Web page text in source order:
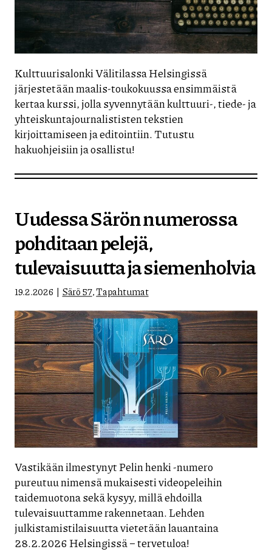
Kulttuurisalonki Välitilassa Helsingissä
järjestetään maalis-toukokuussa ensimmäistä
kertaa kurssi, jolla syvennytään kulttuuri-, tiede- ja
yhteiskuntajournalististen tekstien
kirjoittamiseen ja editointiin. Tutustu
hakuohjeisiin ja osallistu!
Uudessa Särön numerossa
pohditaan pelejä,
tulevaisuutta ja siemenholvia
19.2.2026 Särö 57,Tapahtumat
Vastikään ilmestynyt Pelin henki -numero
pureutuu nimensä mukaisesti videopeleihin
taidemuotona sekä kysyy, millä ehdoilla
tulevaisuuttamme rakennetaan. Lehden
julkistamistilaisuutta vietetään lauantaina
28.2.2026 Helsingissä – tervetuloa!